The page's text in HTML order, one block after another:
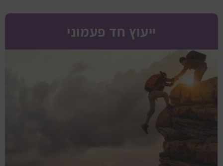
ייעוץ חד פעמוני